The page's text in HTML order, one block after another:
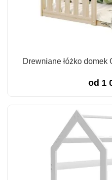
Drewniane łóżko
od 1